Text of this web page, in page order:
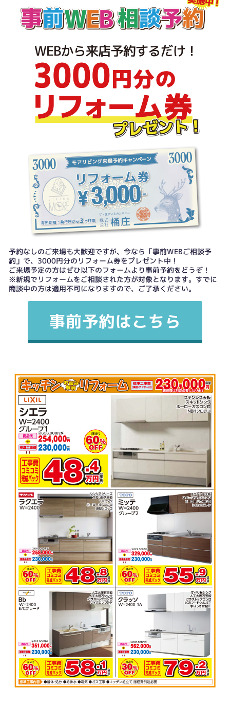
予約なしのご来場も大歓迎ですが、今なら「事前WEBご相談予
約」で、3000円分のリフォーム券をプレゼント中！
ご来場予定の方はぜひ以下のフォームより事前予約をどうぞ！
※新規でリフォームをご相談された方が対象となります。すでに
商談中の方は適用不可になりますので、ご了承ください。